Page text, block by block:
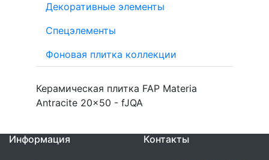
Декоративные элементы
Спецэлементы
Фоновая плитка коллекции
Керамическая плитка FAP Materia
Antracite 20x50 - fJQA
Информация Контакты